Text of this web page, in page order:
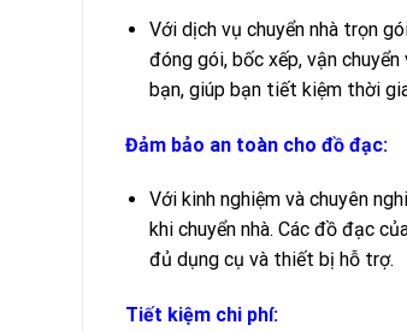
Với dịch vụ chuyển nhà trọn
đóng gói, bốc xếp, vận
bạn, giúp bạn tiết kiệm thời
Đảm bảo an toàn cho đồ đạc:
Với kinh nghiệm và chuyên
khi chuyển nhà. Các đồ đạc
đủ dụng cụ và thiết bị hỗ trợ.
Tiết kiệm chi phí: